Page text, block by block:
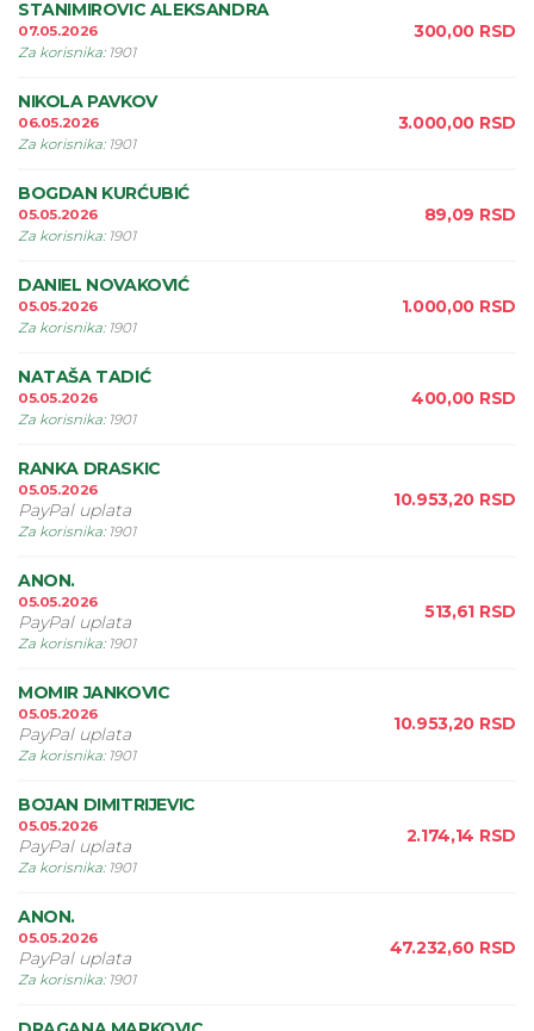
STANIMIROVIC ALEKSANDRA
07.05.2026
Za korisnika: 1901
300,00 RSD
NIKOLA PAVKOV
06.05.2026
Za korisnika: 1901
3.000,00 RSD
BOGDAN KURĆUBIĆ
05.05.2026
Za korisnika: 1901
89,09 RSD
DANIEL NOVAKOVIĆ
05.05.2026
Za korisnika: 1901
1.000,00 RSD
NATAŠA TADIĆ
05.05.2026
Za korisnika: 1901
400,00 RSD
RANKA DRASKIC
05.05.2026
PayPal uplata
Za korisnika: 1901
10.953,20 RSD
ANON.
05.05.2026
PayPal uplata
Za korisnika: 1901
513,61 RSD
MOMIR JANKOVIC
05.05.2026
PayPal uplata
Za korisnika: 1901
10.953,20 RSD
BOJAN DIMITRIJEVIC
05.05.2026
PayPal uplata
Za korisnika: 1901
2.174,14 RSD
ANON.
05.05.2026
PayPal uplata
Za korisnika: 1901
47.232,60 RSD